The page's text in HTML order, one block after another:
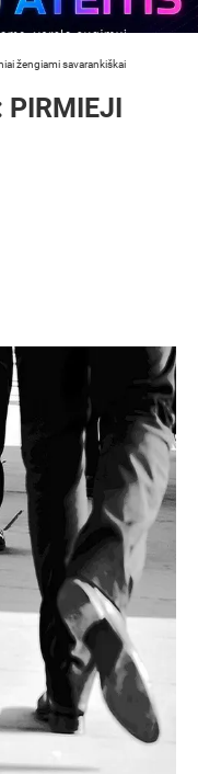
žengiami savarankiškai
PIRMIEJI